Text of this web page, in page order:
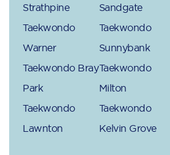
Strathpine
Taekwondo
Warner
Taekwondo Bray
Park
Taekwondo
Lawnton
Sandgate
Taekwondo
Sunnybank
Taekwondo
Milton
Taekwondo
Kelvin Grove